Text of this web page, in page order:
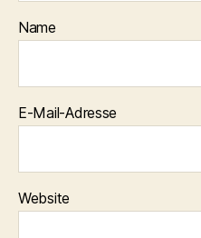
Name
E-Mail-Adresse
Website